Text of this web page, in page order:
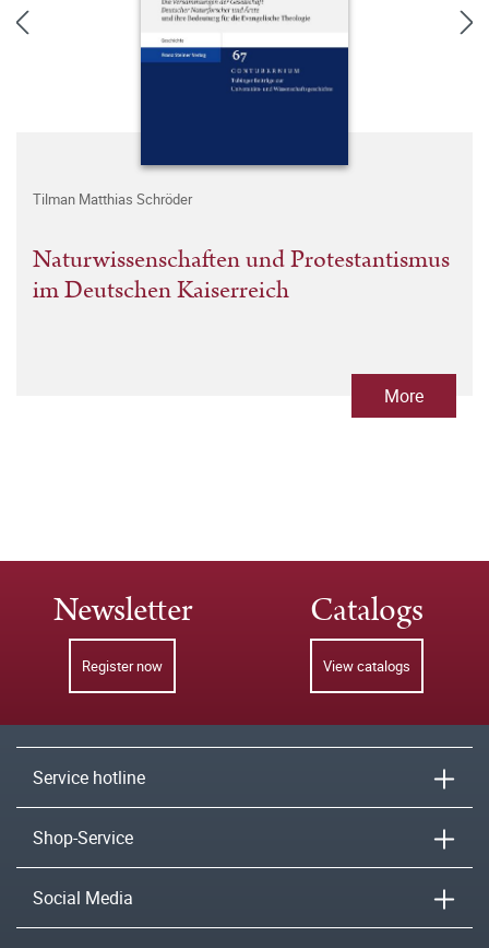
Tilman Matthias Schröder
Naturwissenschaften und Protestantismus
im Deutschen Kaiserreich
More
Newsletter
Register now
Catalogs
View catalogs
Service hotline
Shop-Service
Social Media